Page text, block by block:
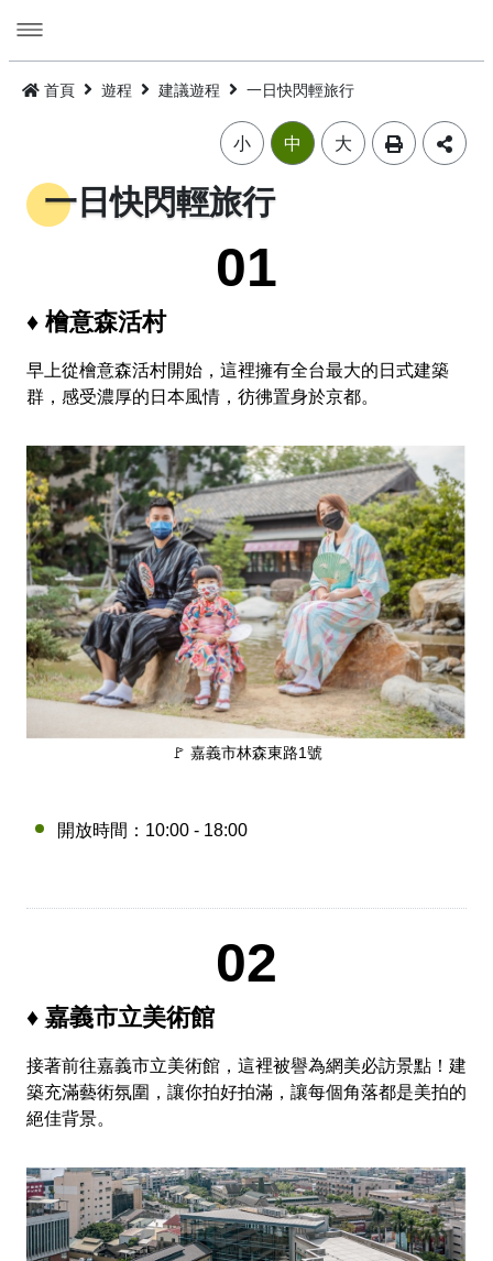
到
要
公告訊息
精選景點
嘉義市借問站總覽地圖
旅遊公告
🚲來嘉BIKE訪🚲
轉知訊息
美食
烘培金麥方獎
金質獎
金搖獎
廟宇朝聖感受愛與能量，好運齊聚來嘉有保庇
細品檜木與白酒故鄉，古今串聯的嘉香好味道
單車穿梭夢幻金黃街道，低碳慢旅步步有嘉景
在茶與木共譜的綠色嘉鄉，尋得一處舒心的療癒美地
作客城郊探訪自然生態，與奧妙的野生動植物談心
在繽紛光影與藝術建築交織下，邂逅美麗的諸羅夜空
沐浴在紫色的溫柔花海，為日常添加一點浪漫甜味
木都的香氣，畫都的色彩 用永續步伐收藏嘉義市的
套裝遊程
公車遊程
臺灣旅宿網
嘉義市合法旅館下載
嘉義市合法民宿下載
其他公告
來嘉．住一晚 專題介紹抵嘉
民宿抵嘉
如何來嘉義市
市區公共運輸服務
公車資訊
BRT
公共自行車
計程車
阿里山林鐵主題列車
多媒體
畫嘉義
影嘉義
語音導覽
⭐嘉市潮選店 2.0⭐
語言版本
中文版
简中版
English
網站導覽
嘉義市政府
首頁 遊程 建議遊程 一日快閃輕旅行
小 中 大
一日快閃輕旅行
01
♦ 檜意森活村
早上從檜意森活村開始，這裡擁有全台最大的日式建築
群，感受濃厚的日本風情，彷彿置身於京都。
🚩 嘉義市林森東路1號
開放時間：10:00 - 18:00
02
♦ 嘉義市立美術館
接著前往嘉義市立美術館，這裡被譽為網美必訪景點！建
築充滿藝術氛圍，讓你拍好拍滿，讓每個角落都是美拍的
絕佳背景。